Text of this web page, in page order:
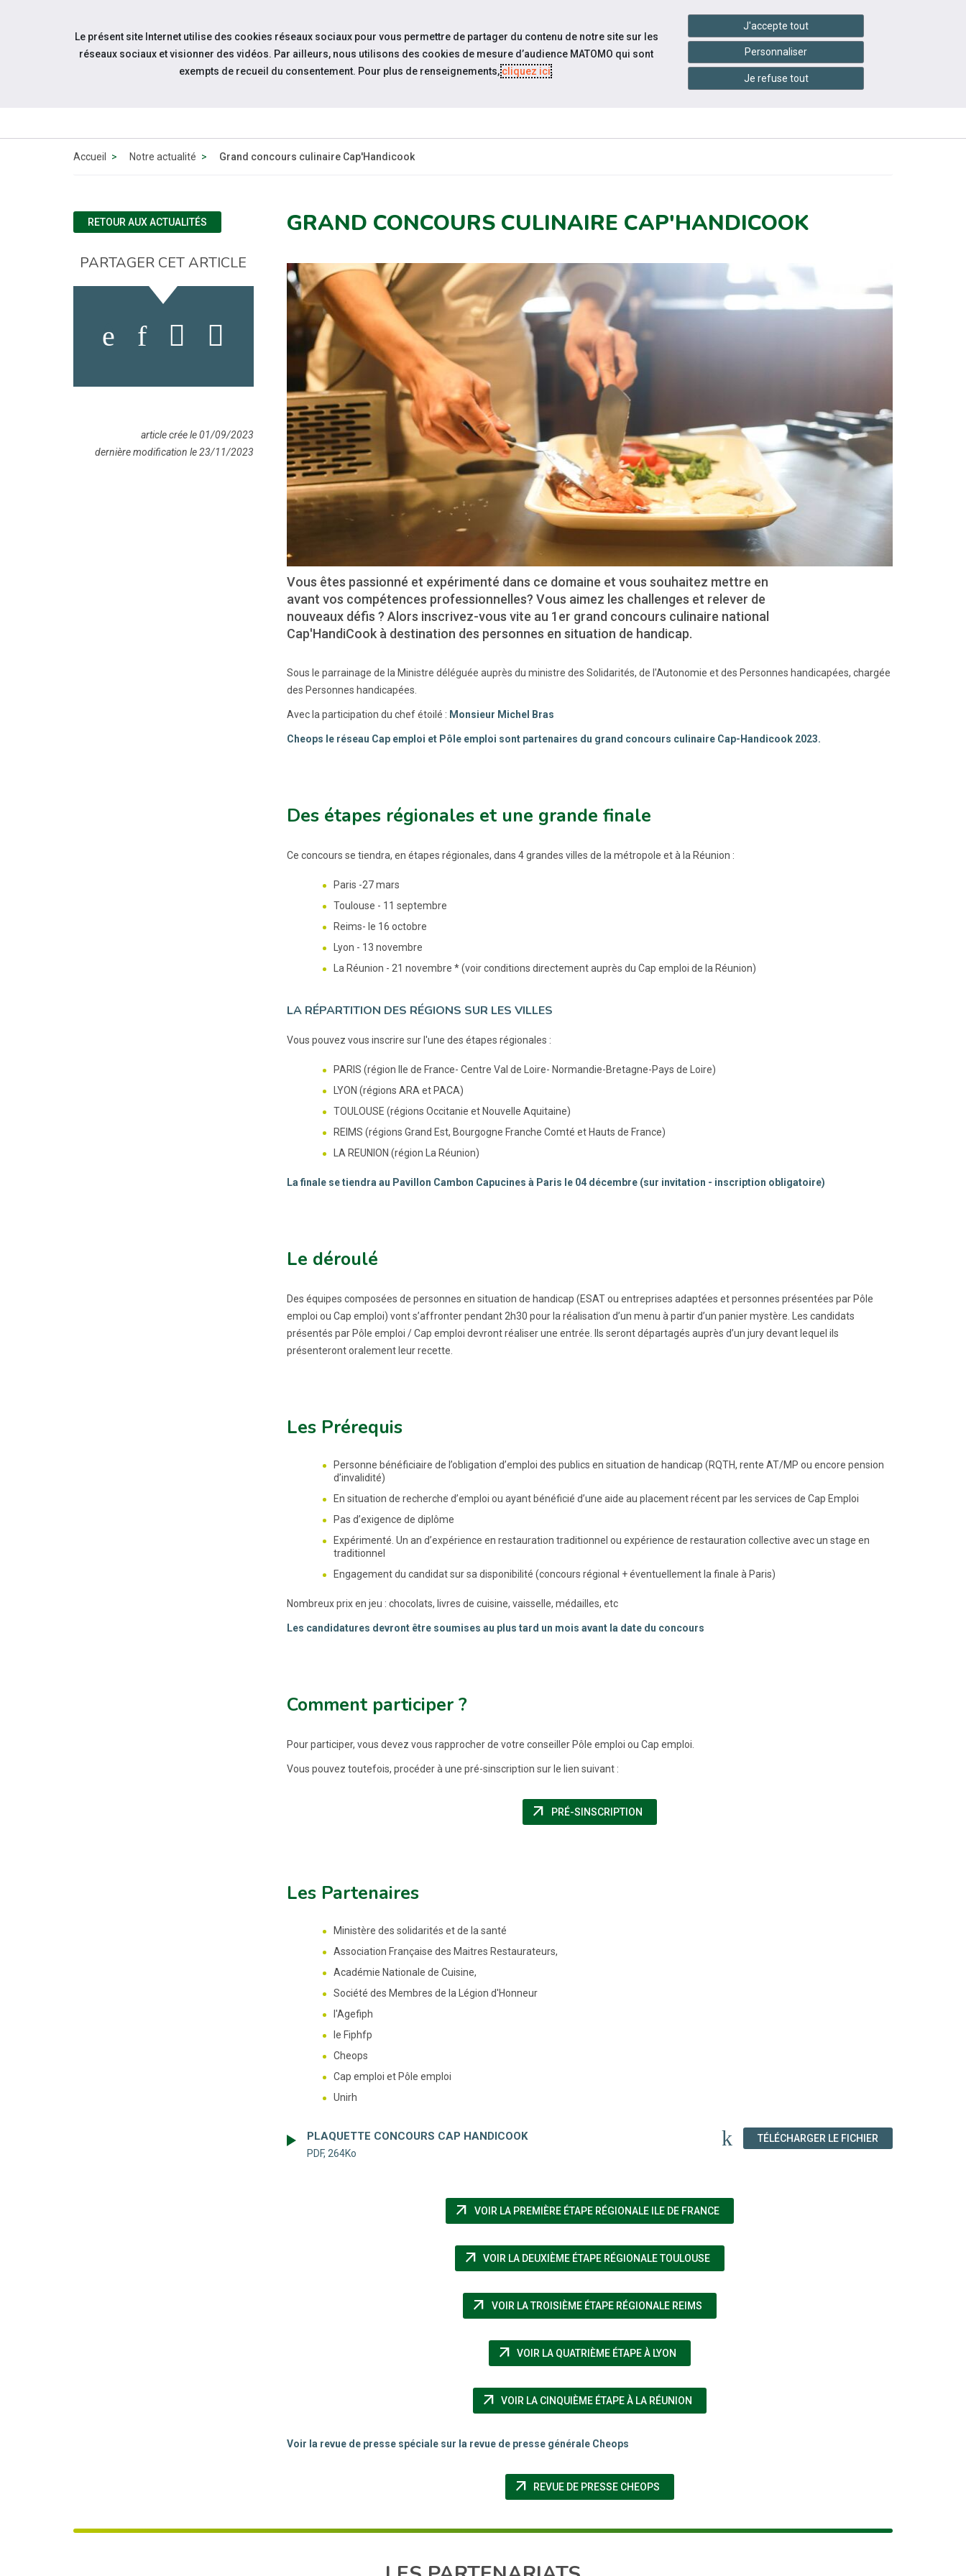
Aller au contenu
Accessibilité handshake Services en ligne
QUI
ESPACE
RESSOURCES
INFOS
PRATIQUES
NOUS
Accueil Notre actualité Grand concours culinaire Cap'Handicook
GRAND CONCOURS CULINAIRE CAP'HANDICOOK
Vous êtes passionné et expérimenté dans ce domaine et vous souhaitez mettre en
avant vos compétences professionnelles? Vous aimez les challenges et relever de
nouveaux défis ? Alors inscrivez-vous vite au 1er grand concours culinaire national
Cap'HandiCook à destination des personnes en situation de handicap.
Sous le parrainage de la Ministre déléguée auprès du ministre des Solidarités, de l'Autonomie et des Personnes handicapées, chargée
des Personnes handicapées.
Avec la participation du chef étoilé : Monsieur Michel Bras
Cheops le réseau Cap emploi et Pôle emploi sont partenaires du grand concours culinaire Cap-Handicook 2023.
Des étapes régionales et une grande finale
Ce concours se tiendra, en étapes régionales, dans 4 grandes villes de la métropole et à la Réunion :
Paris -27 mars
Toulouse - 11 septembre
Reims- le 16 octobre
Lyon - 13 novembre
La Réunion - 21 novembre * (voir conditions directement auprès du Cap emploi de la Réunion)
LA RÉPARTITION DES RÉGIONS SUR LES VILLES
Vous pouvez vous inscrire sur l'une des étapes régionales :
PARIS (région Ile de France- Centre Val de Loire- Normandie-Bretagne-Pays de Loire)
LYON (régions ARA et PACA)
TOULOUSE (régions Occitanie et Nouvelle Aquitaine)
REIMS (régions Grand Est, Bourgogne Franche Comté et Hauts de France)
LA REUNION (région La Réunion)
La finale se tiendra au Pavillon Cambon Capucines à Paris le 04 décembre (sur invitation - inscription obligatoire)
Le déroulé
Des équipes composées de personnes en situation de handicap (ESAT ou entreprises adaptées et personnes présentées par Pôle
emploi ou Cap emploi) vont s’affronter pendant 2h30 pour la réalisation d’un menu à partir d’un panier mystère. Les candidats
présentés par Pôle emploi / Cap emploi devront réaliser une entrée. Ils seront départagés auprès d’un jury devant lequel ils
présenteront oralement leur recette.
Les Prérequis
Personne bénéficiaire de l’obligation d’emploi des publics en situation de handicap (RQTH, rente AT/MP ou encore pension
d’invalidité)
En situation de recherche d’emploi ou ayant bénéficié d’une aide au placement récent par les services de Cap Emploi
Pas d’exigence de diplôme
Expérimenté. Un an d’expérience en restauration traditionnel ou expérience de restauration collective avec un stage en
traditionnel
Engagement du candidat sur sa disponibilité (concours régional + éventuellement la finale à Paris)
Nombreux prix en jeu : chocolats, livres de cuisine, vaisselle, médailles, etc
Les candidatures devront être soumises au plus tard un mois avant la date du concours
Comment participer ?
Pour participer, vous devez vous rapprocher de votre conseiller Pôle emploi ou Cap emploi.
Vous pouvez toutefois, procéder à une pré-sinscription sur le lien suivant :
arrow_outward PRÉ-SINSCRIPTION(NOUVELLE FENÊTRE)
Les Partenaires
Ministère des solidarités et de la santé
Association Française des Maitres Restaurateurs,
Académie Nationale de Cuisine,
Société des Membres de la Légion d'Honneur
l'Agefiph
le Fiphfp
Cheops
Cap emploi et Pôle emploi
Unirh
PLAQUETTE CONCOURS CAP HANDICOOK
PDF, 264Ko
TÉLÉCHARGER LE FICHIER
arrow_outward VOIR LA PREMIÈRE ÉTAPE RÉGIONALE ILE DE FRANCE(NOUVELLE FENÊTRE)
arrow_outward VOIR LA DEUXIÈME ÉTAPE RÉGIONALE TOULOUSE(NOUVELLE FENÊTRE)
arrow_outward VOIR LA TROISIÈME ÉTAPE RÉGIONALE REIMS(NOUVELLE FENÊTRE)
arrow_outward VOIR LA QUATRIÈME ÉTAPE À LYON
arrow_outward VOIR LA CINQUIÈME ÉTAPE À LA RÉUNION
Voir la revue de presse spéciale sur la revue de presse générale Cheops
arrow_outward REVUE DE PRESSE CHEOPS
RETOUR AUX ACTUALITÉS
PARTAGER CET ARTICLE
article crée le 01/09/2023
dernière modification le 23/11/2023
Le présent site Internet utilise des cookies réseaux sociaux pour vous permettre de partager du contenu de notre site sur les
réseaux sociaux et visionner des vidéos. Par ailleurs, nous utilisons des cookies de mesure d’audience MATOMO qui sont
exempts de recueil du consentement. Pour plus de renseignements,cliquez ici.
J'accepte tout
Personnaliser
Je refuse tout